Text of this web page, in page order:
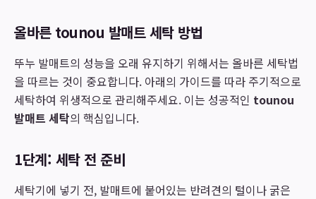
올바른 tounou 발매트 세탁 방법
뚜누 발매트의 성능을 오래 유지하기 위해서는 올바른 세탁법
을 따르는 것이 중요합니다. 아래의 가이드를 따라 주기적으로
세탁하여 위생적으로 관리해주세요. 이는 성공적인 tounou
발매트 세탁의 핵심입니다.
1단계: 세탁 전 준비
세탁기에 넣기 전, 발매트에 붙어있는 반려견의 털이나 굵은